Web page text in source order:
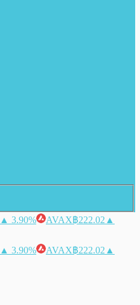
▲ 3.90% AVAX฿222.02 ▲
▲ 3.90% AVAX฿222.02 ▲